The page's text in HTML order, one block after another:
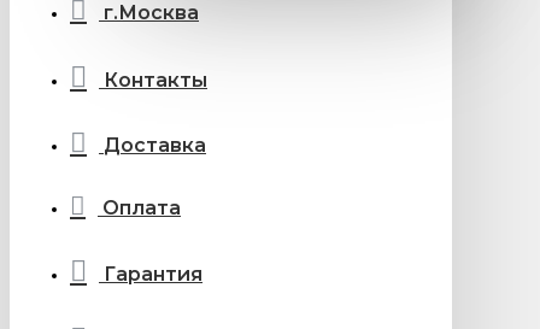
г.Москва
Контакты
Доставка
Оплата
Гарантия